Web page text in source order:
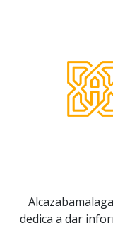
dedica a dar